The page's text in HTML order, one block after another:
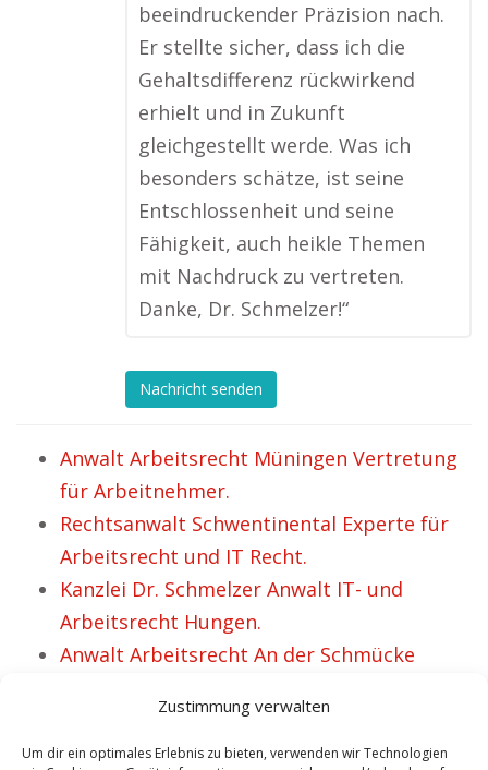
Zustimmung verwalten
Um dir ein optimales Erlebnis zu bieten, verwenden wir Technologien
beeindruckender Präzision nach.
Er stellte sicher, dass ich die
Gehaltsdifferenz rückwirkend
erhielt und in Zukunft
gleichgestellt werde. Was ich
besonders schätze, ist seine
Entschlossenheit und seine
Fähigkeit, auch heikle Themen
mit Nachdruck zu vertreten.
Danke, Dr. Schmelzer!“
Nachricht senden
Anwalt Arbeitsrecht Müningen Vertretung
für Arbeitnehmer.
Rechtsanwalt Schwentinental Experte für
Arbeitsrecht und IT Recht.
Kanzlei Dr. Schmelzer Anwalt IT- und
Arbeitsrecht Hungen.
Anwalt Arbeitsrecht An der Schmücke
Arbeitehmer.
Fachanwalt in Sachen IT- und Arbeitsrecht